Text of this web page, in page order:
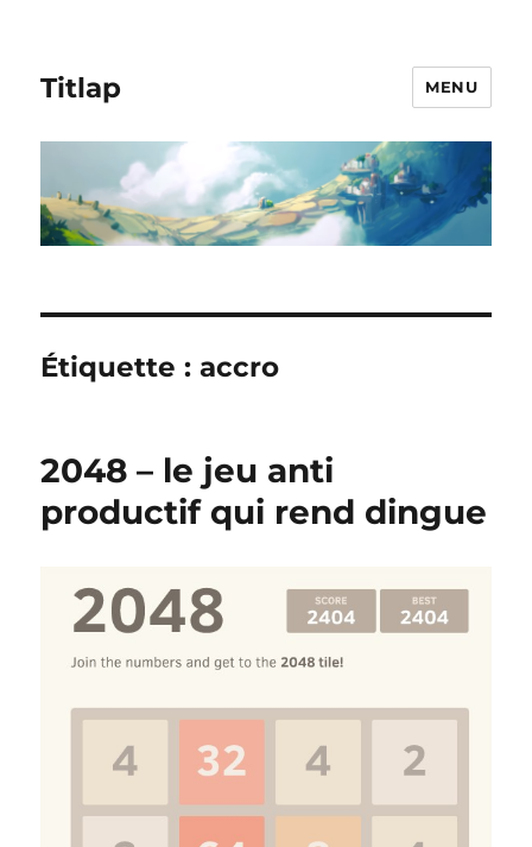
Titlap MENU
Étiquette :accro
2048 – le jeu anti
productif qui rend dingue